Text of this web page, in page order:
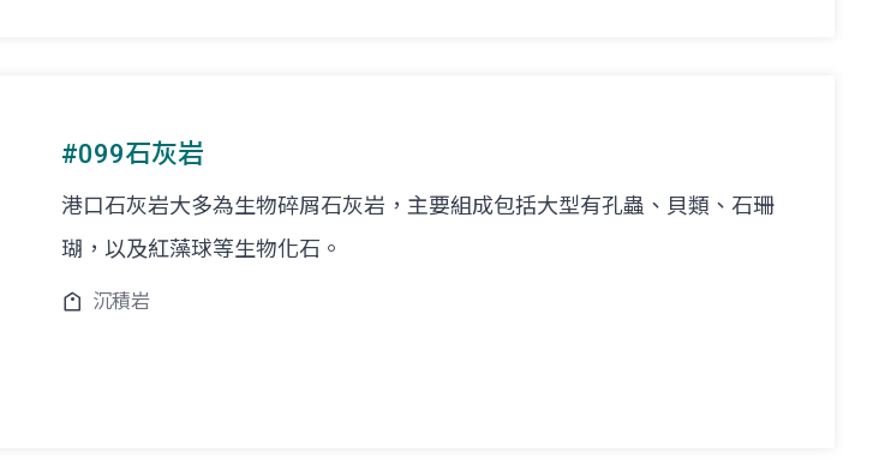
#099石灰岩
港口石灰岩大多為生物碎屑石灰岩，主要組成包括大型有孔蟲、貝類、石珊
瑚，以及紅藻球等生物化石。
沉積岩